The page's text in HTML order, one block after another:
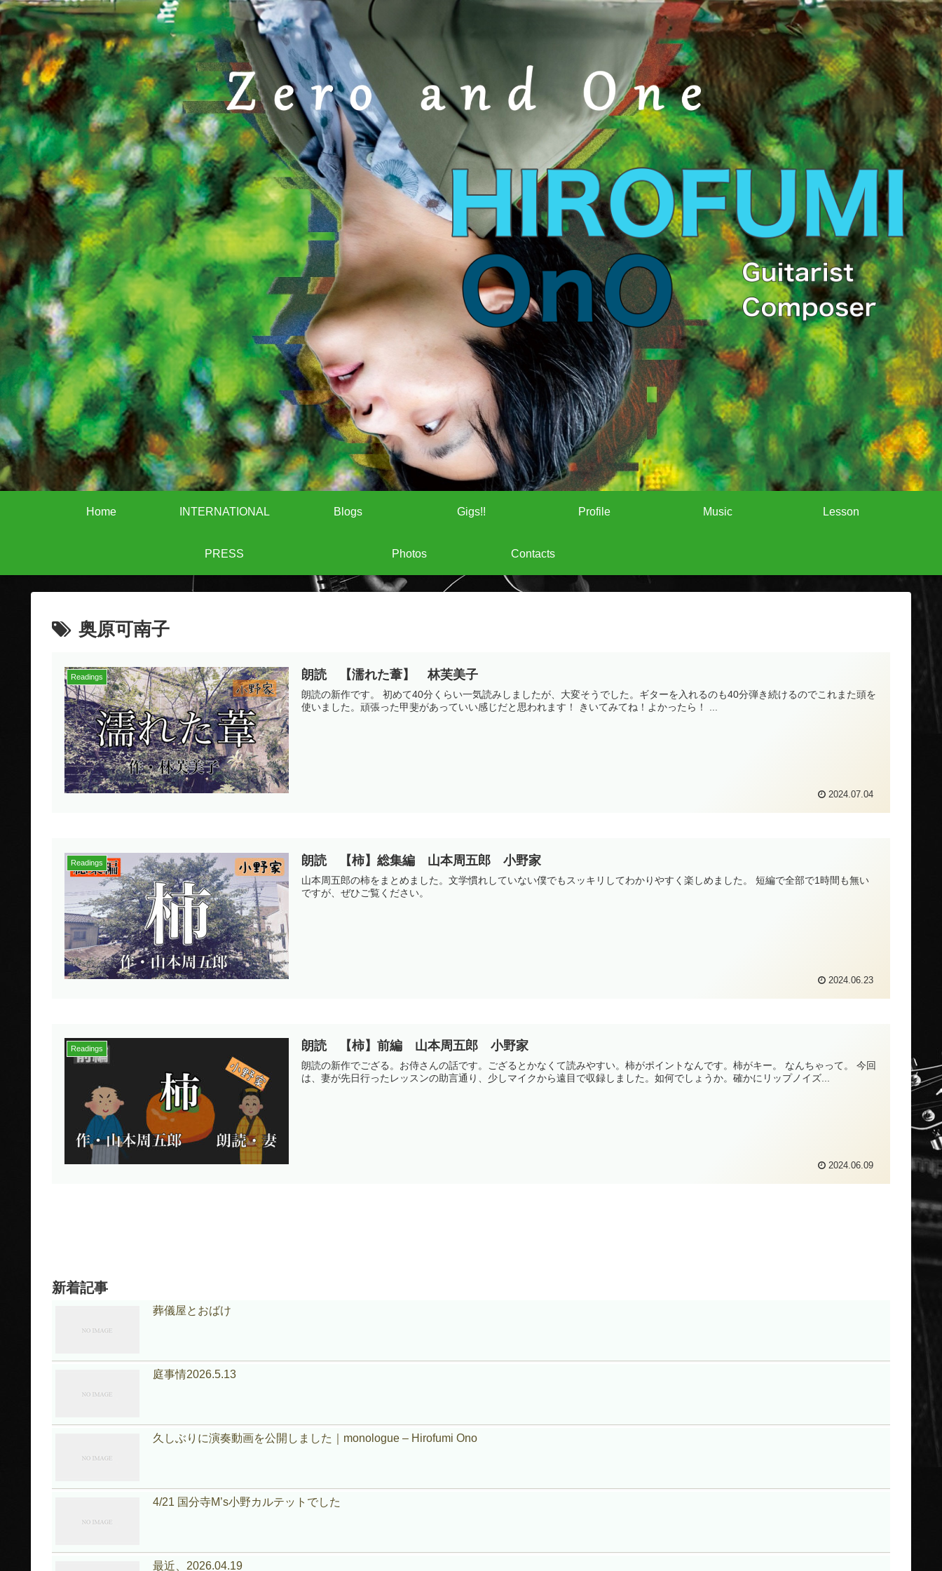
Home INTERNATIONAL
PRESS
Blogs Gigs!! Profile Music Lesson
Photos Contacts
奥原可南子
Readings 朗読 【濡れた葦】 林芙美子
朗読の新作です。 初めて40分くらい一気読みしましたが、大変そうでした。ギターを入れるのも40分弾き続けるのでこれまた頭を
使いました。頑張った甲斐があっていい感じだと思われます！ きいてみてね！よかったら！ ...
2024.07.04
Readings 朗読 【柿】総集編 山本周五郎 小野家
山本周五郎の柿をまとめました。文学慣れしていない僕でもスッキリしてわかりやすく楽しめました。 短編で全部で1時間も無い
ですが、ぜひご覧ください。
2024.06.23
Readings 朗読 【柿】前編 山本周五郎 小野家
朗読の新作でござる。お侍さんの話です。ござるとかなくて読みやすい。柿がポイントなんです。柿がキー。 なんちゃって。 今回
は、妻が先日行ったレッスンの助言通り、少しマイクから遠目で収録しました。如何でしょうか。確かにリップノイズ...
2024.06.09
新着記事
葬儀屋とおばけ
庭事情2026.5.13
久しぶりに演奏動画を公開しました｜monologue – Hirofumi Ono
4/21 国分寺M’s小野カルテットでした
最近、2026.04.19